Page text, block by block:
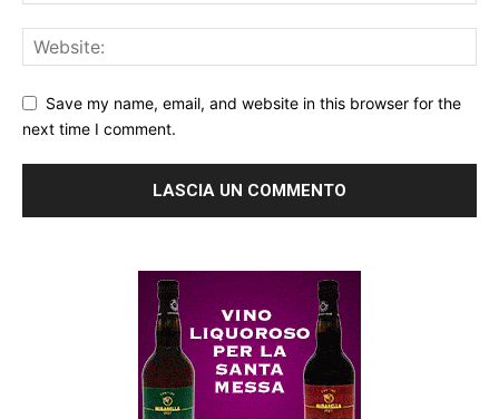
Save my name, email, and website in this browser for the
next time I comment.